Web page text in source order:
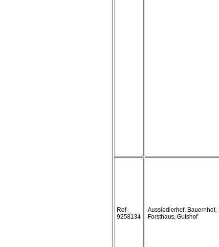
Ref-
9258134
Aussiedlerhof, Bauernhof,
Forsthaus, Gutshof